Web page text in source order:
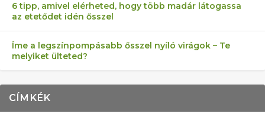
6 tipp, amivel elérheted, hogy több madár látogassa
az etetődet idén ősszel
Íme a legszínpompásabb ősszel nyíló virágok – Te
melyiket ülteted?
CÍMKÉK